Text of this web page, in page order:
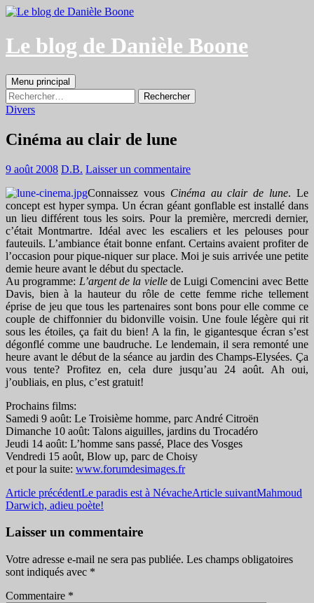
Aller
contenu
Le blog de Danièle Boone
Recherche
Menu principal
Rechercher :
Divers
Cinéma au clair de lune
9 août 2008 D.B. Laisser un commentaire
Connaissez vous Cinéma au clair de lune. Le
concept est hyper sympa. Un écran géant gonflable est installé dans
un lieu différent tous les soirs. Pour la première, mercredi dernier,
c’était Montmartre. Idéal avec les escaliers et les pelouses pour
fauteuils. L’ambiance était bonne enfant. Certains avaient profiter de
l’occasion pour pique-niquer sur place. Moi je suis arrivée une petite
demie heure avant le début du spectacle.
Au programme: L’argent de la viellede Luigi Comencini avec Bette
Davis, bien à la hauteur du rôle de cette femme riche tellement
éprise de jeu que tous les partenaires sont bons pour elle comme ce
couple de chiffonnier du bidonville voisin. Une foule légère qui rit
sous les étoiles, ça fait du bien! A la fin, le gigantesque écran s’est
dégonflé comme une baudruche. Le lendemain, il sera remonté une
heure avant le début de la séance au jardin des Champs-Elysées. Ça
vous tente? Profitez en, cela dure jusqu’au 24 août. Ah oui,
j’oubliais, en plus, c’est gratuit!
Prochains films:
Samedi 9 août: Le Troisième homme, parc André Citroën
Dimanche 10 août: Talons aiguilles, jardins du Trocadéro
Jeudi 14 août: L’homme sans passé, Place des Vosges
Vendredi 15 août, Blow up, parc de Choisy
et pour la suite: www.forumdesimages.fr
Navigation
des
articles
Article précédentLe paradis est à NévacheArticle suivantMahmoud
Darwich, adieu poète!
Laisser un commentaire
Votre adresse e-mail ne sera pas publiée. Les champs obligatoires
sont indiqués avec *
Commentaire *